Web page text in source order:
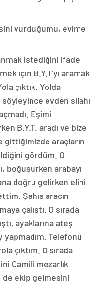
vurduğumu, evime
istediğini ifade
için B.Y.T’yi aramak
çıktık. Yolda
evden silahı
Eşimi
B.Y.T. aradı ve bize
araçların
gördüm. O
boğuşurken arabayı
doğru gelirken elini
Şahıs aracın
çalıştı. O sırada
ayaklarına ateş
Telefonu
çıktım. O sırada
Camili mezarlık
ekip gelmesini